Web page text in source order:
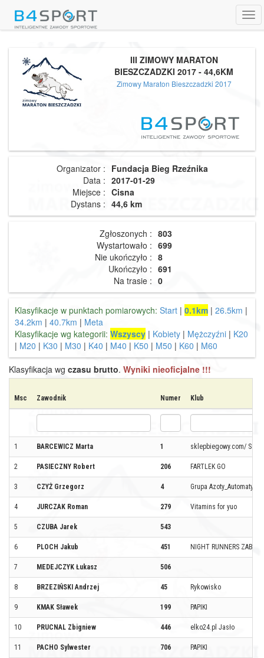
III ZIMOWY MARATON
BIESZCZADZKI 2017 - 44,6KM
Zimowy Maraton Bieszczadzki 2017
Organizator : Fundacja Bieg Rzeźnika
Data : 2017-01-29
Miejsce : Cisna
Dystans : 44,6 km
Zgłoszonych : 803
Wystartowało : 699
Nie ukończyło : 8
Ukończyło : 691
Na trasie : 0
Klasyfikacje w punktach pomiarowych: Start | 0.1km | 26.5km |
34.2km | 40.7km | Meta
Klasyfikacje wg kategorii: Wszyscy | Kobiety | Mężczyźni | K20
| M20 | K30 | M30 | K40 | M40 | K50 | M50 | K60 | M60
Klasyfikacja wg czasu brutto. Wyniki nieoficjalne !!!
Msc Zawodnik Numer Klub
1 BARCEWICZ Marta 1 sklepbiegowy.com/ SS
2 PASIECZNY Robert 206 FARTLEK GO
3 CZYŻ Grzegorz 4 Grupa Azoty_Automatyka
4 JURCZAK Roman 279 Vitamins for yuo
5 CZUBA Jarek 543
6 PLOCH Jakub 451 NIGHT RUNNERS ZABRZE
7 MEDEJCZYK Łukasz 506
8 BRZEZIŃSKI Andrzej 45 Rykowisko
9 KMAK Sławek 199 PAPIKI
10 PRUCNAL Zbigniew 446 elko24.pl Jasło
11 PACHO Sylwester 706 PAPIKI